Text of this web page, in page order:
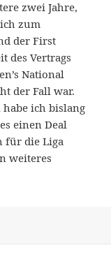
zwei Jahre,
zum
der First
des Vertrags
National
der Fall war.
ich bislang
einen Deal
für die Liga
weiteres